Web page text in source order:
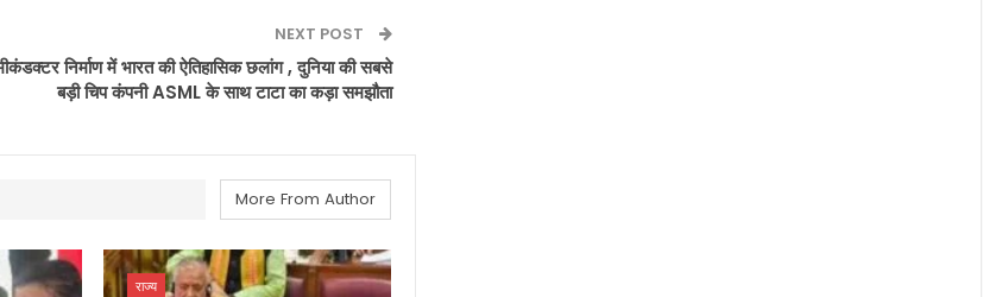
NEXT POST
निर्माण में भारत की ऐतिहासिक छलांग , दुनिया की सबसे
बड़ी चिप कंपनी ASML के साथ टाटा का कड़ा समझौता
More From Author
राज्य